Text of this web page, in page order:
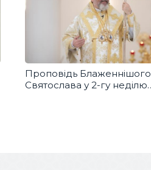
Проповідь Блаженнішого
Святослава у 2-гу неділю